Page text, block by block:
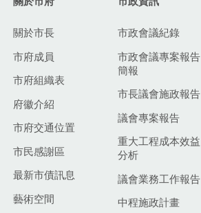
關於市長
市府成員
市府組織表
府徽介紹
市府交通位置
市民感謝區
最新市債訊息
藝術空間
市政會議紀錄
市政會議專案報告
簡報
市長議會施政報告
議會專案報告
重大工程成本效益
分析
議會業務工作報告
中程施政計畫